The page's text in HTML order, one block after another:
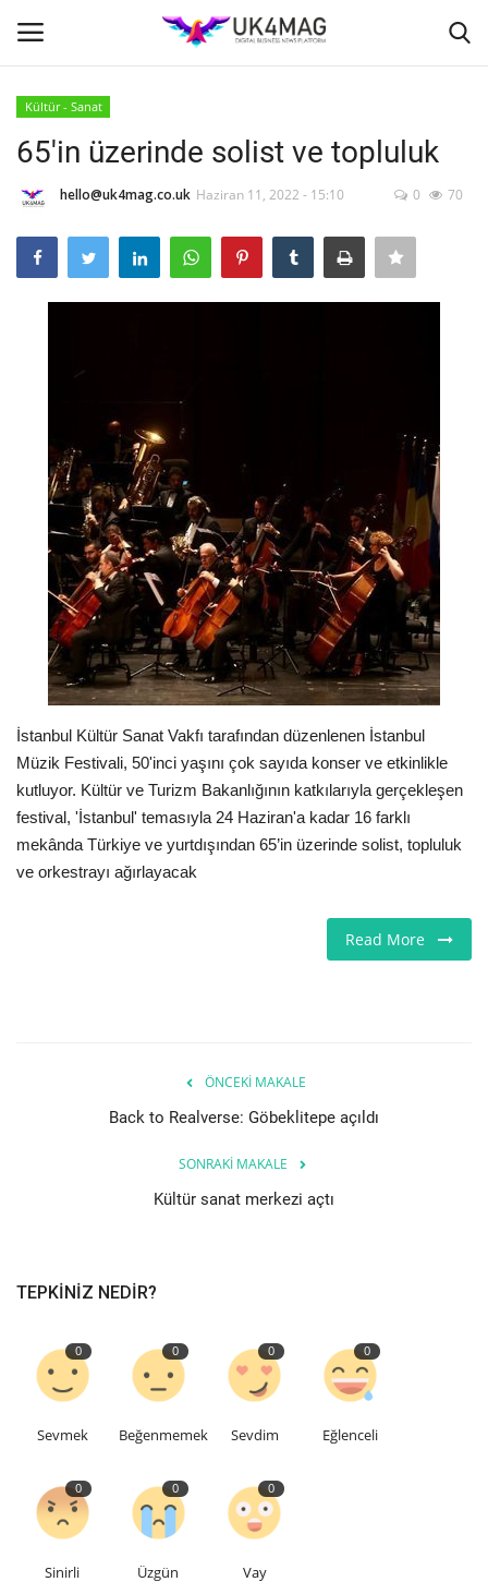
Ana Sayfa
TVNET
TOPLUM
Seri İlanlar
Londra
İngiltere
Videolar
İş & Ekonomi
Pazaryeri
Kültür - Sanat
Dilim
English Turkish
Kültür - Sanat
65'in üzerinde solist ve topluluk
hello@uk4mag.co.uk Haziran 11, 2022 - 15:10 0 70
İstanbul Kültür Sanat Vakfı tarafından düzenlenen İstanbul
Müzik Festivali, 50'inci yaşını çok sayıda konser ve etkinlikle
kutluyor. Kültür ve Turizm Bakanlığının katkılarıyla gerçekleşen
festival, 'İstanbul' temasıyla 24 Haziran'a kadar 16 farklı
mekânda Türkiye ve yurtdışından 65’in üzerinde solist, topluluk
ve orkestrayı ağırlayacak
Read More
ÖNCEKI MAKALE
Back to Realverse: Göbeklitepe açıldı
SONRAKI MAKALE
Kültür sanat merkezi açtı
TEPKINIZ NEDIR?
0
Sevmek
0
Beğenmemek
0
Sevdim
0
Eğlenceli
0
Sinirli
0
Üzgün
0
Vay